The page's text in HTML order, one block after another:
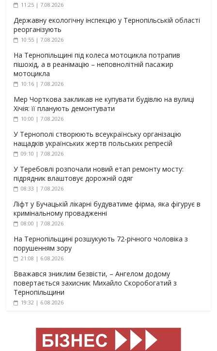
11:25 | 7.08.2026
Державну екологічну інспекцію у Тернопільській області
реорганізують
10:55 | 7.08.2026
На Тернопільщині під колеса мотоцикла потрапив
пішохід, а в реанімацію – неповнолітній пасажир
мотоцикла
10:16 | 7.08.2026
Мер Чорткова закликав не купувати будівлю на вулиці
Хічія: її планують демонтувати
10:00 | 7.08.2026
У Тернополі створюють всеукраїнську організацію
нащадків українських жертв польських репресій
09:10 | 7.08.2026
У Теребовлі розпочали новий етап ремонту мосту:
підрядник влаштовує дорожній одяг
08:33 | 7.08.2026
Ліфт у Бучацькій лікарні будуватиме фірма, яка фігурує в
кримінальному провадженні
08:00 | 7.08.2026
На Тернопільщині розшукують 72-річного чоловіка з
порушенням зору
21:08 | 6.08.2026
Вважався зниклим безвісти, – Ангелом додому
повертається захисник Михайло Скоробогатий з
Тернопільщини
19:32 | 6.08.2026